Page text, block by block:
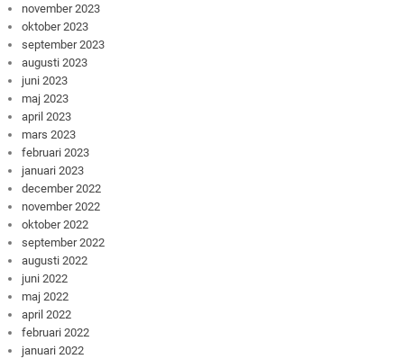
november 2023
oktober 2023
september 2023
augusti 2023
juni 2023
maj 2023
april 2023
mars 2023
februari 2023
januari 2023
december 2022
november 2022
oktober 2022
september 2022
augusti 2022
juni 2022
maj 2022
april 2022
februari 2022
januari 2022